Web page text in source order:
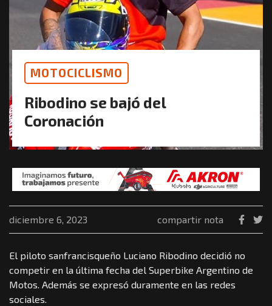
MOTOCICLISMO
Ribodino se bajó del
Coronación
diciembre 6, 2023 compartir nota
El piloto sanfrancisqueño Luciano Ribodino decidió no
competir en la última fecha del Superbike Argentino de
Motos. Además se expresó duramente en las redes
sociales.